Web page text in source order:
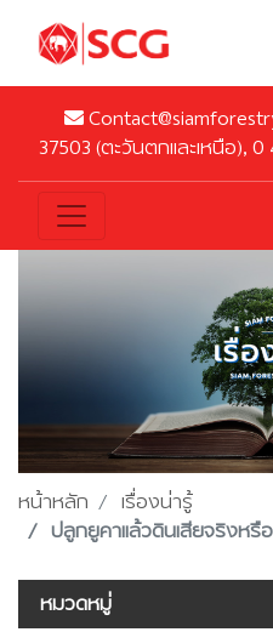
37503 (ตะวันตกและเหนือ),
หน้าหลัก
เรื่องน่ารู้
ปลูกยูคาแล้วดินเสียจริงหรื
หมวดหมู่